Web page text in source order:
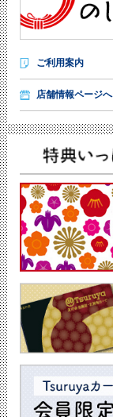
ご利用案内
店舗情報ページへ